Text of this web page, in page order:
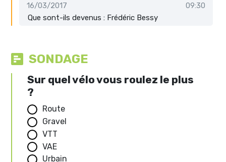
16/03/2017
09:30
Que sont-ils devenus : Frédéric Bessy
SONDAGE
Sur quel vélo vous roulez le plus
?
Route
Gravel
VTT
VAE
Urbain